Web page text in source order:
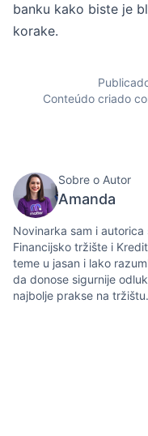
banku kako biste je
korake.
Conteúdo criado
Sobre o Autor
Amanda
Novinarka sam i
Financijsko tržište i
teme u jasan i lako
da donose sigurnije
najbolje prakse na tržištu.